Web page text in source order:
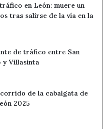
en León: muere un
tras salirse de la vía en la
de tráfico entre San
y Villasinta
de la cabalgata de
2025